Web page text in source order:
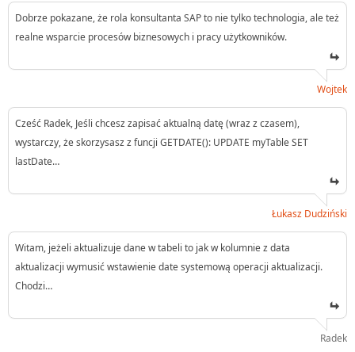
Dobrze pokazane, że rola konsultanta SAP to nie tylko technologia, ale też
realne wsparcie procesów biznesowych i pracy użytkowników.
Wojtek
Cześć Radek, Jeśli chcesz zapisać aktualną datę (wraz z czasem),
wystarczy, że skorzysasz z funcji GETDATE(): UPDATE myTable SET
lastDate…
Łukasz Dudziński
Witam, jeżeli aktualizuje dane w tabeli to jak w kolumnie z data
aktualizacji wymusić wstawienie date systemową operacji aktualizacji.
Chodzi…
Radek